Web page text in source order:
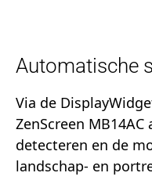
Automatische
Via de
ZenScreen
detecteren en de
landschap- en